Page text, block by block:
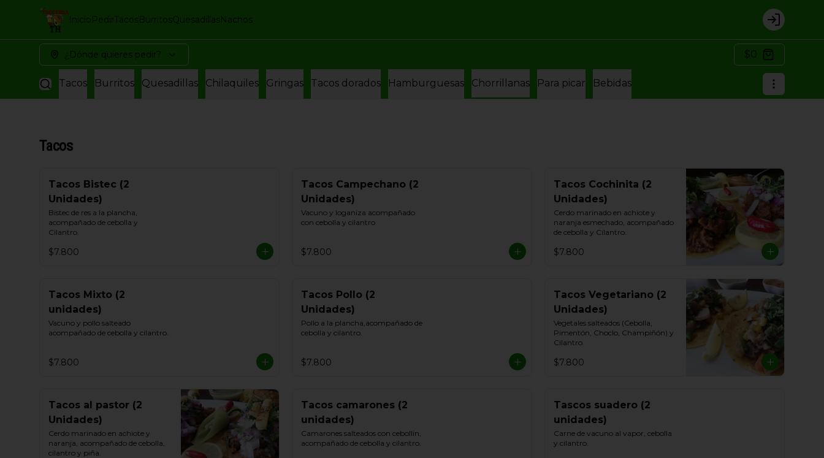
InicioPedirTacosBurritosQuesadillasNachos Login
¿Dónde quieres pedir? $0
Tacos Burritos Quesadillas Chilaquiles Gringas Tacos dorados Hamburguesas Chorrillanas Para picar Bebidas
Tacos
Tacos Bistec (2
Unidades)
Bistec de res a la plancha,
acompañado de cebolla y
Cilantro.
$7.800
Tacos Campechano (2
Unidades)
Vacuno y loganiza acompañado
con cebolla y cilantro
$7.800
Tacos Cochinita (2
Unidades)
Cerdo marinado en achiote y
naranja esmechado, acompañado
de cebolla y Cilantro.
$7.800
Tacos Mixto (2
unidades)
Vacuno y pollo salteado
acompañado de cebolla y cilantro.
$7.800
Tacos Pollo (2
Unidades)
Pollo a la plancha,acompañado de
cebolla y cilantro.
$7.800
Tacos Vegetariano (2
Unidades)
Vegetales salteados (Cebolla,
Pimentón, Choclo, Champiñón) y
Cilantro.
$7.800
Tacos al pastor (2
Unidades)
Cerdo marinado en achiote y
naranja, acompañado de cebolla,
cilantro y piña.
Tacos camarones (2
unidades)
Camarones salteados con cebollin,
acompañado de cebolla y cilantro.
Tascos suadero (2
unidades)
Carne de vacuno al vapor, cebolla
y cilantro.